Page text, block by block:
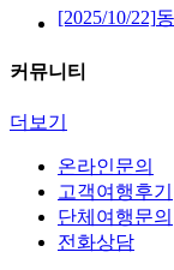
[2025/10/22]
커뮤니티
더보기
온라인문의
고객여행후기
단체여행문의
전화상담